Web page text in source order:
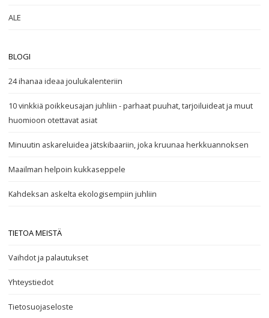
ALE
BLOGI
24 ihanaa ideaa joulukalenteriin
10 vinkkiä poikkeusajan juhliin - parhaat puuhat, tarjoiluideat ja muut
huomioon otettavat asiat
Minuutin askareluidea jätskibaariin, joka kruunaa herkkuannoksen
Maailman helpoin kukkaseppele
Kahdeksan askelta ekologisempiin juhliin
TIETOA MEISTÄ
Vaihdot ja palautukset
Yhteystiedot
Tietosuojaseloste